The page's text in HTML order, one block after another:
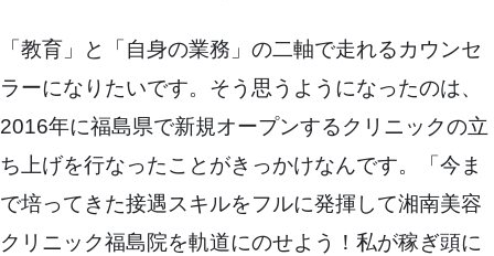
「教育」と「自身の業務」の二軸で走れるカウンセ
ラーになりたいです。そう思うようになったのは、
2016年に福島県で新規オープンするクリニックの立
ち上げを行なったことがきっかけなんです。「今ま
で培ってきた接遇スキルをフルに発揮して湘南美容
クリニック福島院を軌道にのせよう！私が稼ぎ頭に